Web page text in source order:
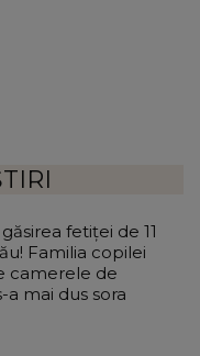
fetiței de 11
Familia copilei
camerele de
a mai dus sora